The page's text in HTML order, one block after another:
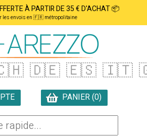
À PARTIR DE 35 € D'ACHAT 📦
les envois en 🇫🇷 métropolitaine
🇩🇪 🇪🇸 🇮🇹
PANIER (0)